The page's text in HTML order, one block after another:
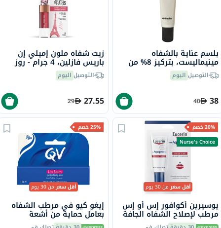
بلسم عناية بالشفاه
مينيماليست، بتركيز 8% من
حمض الأسكوربيك، 12 جرام
التوصيل اليوم
38
40
زيت شفاه ملون إميلي إن
باريس فازلين، 4 جرام - روز
امورالتوصيل اليوم
27.55
29
20% خصم
Nurse's Choice
أقل سعرمن 30 يوم
يوسيرين أكوافور إس أو إس
مرطب لإصلاح الشفاه الجافة
والمتشققة 10 مل
25% خصم
أقل سعرمن 30 يوم
إيغو كيو في مرطب الشفاه
بعامل حماية من أشعة
الشمس SPF30 للشفاه